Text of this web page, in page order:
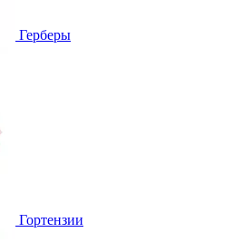
Герберы
Гортензии